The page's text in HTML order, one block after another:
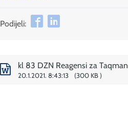
Podijeli:
kl 83 DZN Reagensi za Taqman
20.1.2021. 8:43:13 300 KB